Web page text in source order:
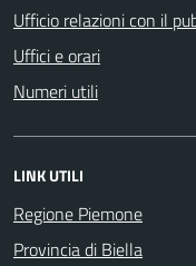
Ufficio relazioni con il
Uffici e orari
Numeri utili
LINK UTILI
Regione Piemone
Provincia di Biella